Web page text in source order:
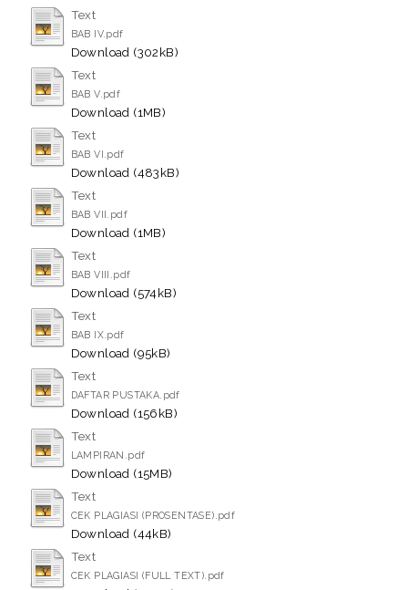
Text
BAB IV.pdf
Download (302kB)
Text
BAB V.pdf
Download (1MB)
Text
BAB VI.pdf
Download (483kB)
Text
BAB VII.pdf
Download (1MB)
Text
BAB VIII.pdf
Download (574kB)
Text
BAB IX.pdf
Download (95kB)
Text
DAFTAR PUSTAKA.pdf
Download (156kB)
Text
LAMPIRAN.pdf
Download (15MB)
Text
CEK PLAGIASI (PROSENTASE).pdf
Download (44kB)
Text
CEK PLAGIASI (FULL TEXT).pdf